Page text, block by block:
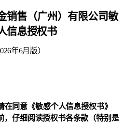
销售（广州）有限公司敏
信息授权书
年6月版）
在同意《敏感个人信息授权书》
，仔细阅读授权书各条款（特别是